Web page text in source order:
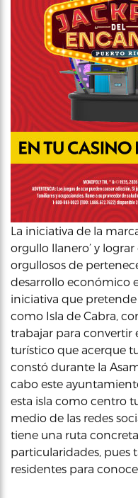
La iniciativa de la
orgullo llanero’ y
orgullosos de
desarrollo económico
iniciativa que
como Isla de Cabra,
trabajar para convertir
turístico que acerque
constó durante la
cabo este
esta isla como centro
medio de las redes
tiene una ruta
particularidades, pues
residentes para